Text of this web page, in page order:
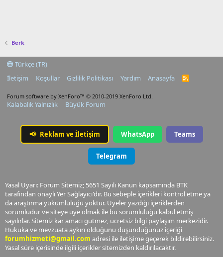
Berk
Türkçe (TR)
İletişim
Koşullar Gizlilik Politikası Yardım Anasayfa
R
Forum software by XenForo™ © 2010-2019 XenForo Ltd.
Kalabalık Yalnızlık Büyük Forum
📢 Reklam ve İletişim WhatsApp Teams
Telegram
Yasal Uyarı: Forum Sitemiz; 5651 Sayılı Kanun kapsamında BTK
tarafından onaylı Yer Sağlayıcı'dır. Bu sebeple içerikleri kontrol etme ya
da araştırma yükümlülüğü yoktur. Üyeler yazdığı içeriklerden
sorumludur ve siteye üye olmak ile bu sorumluluğu kabul etmiş
sayılırlar. Sitemiz kar amacı gütmez, ücretsiz bilgi paylaşım merkezidir.
Hukuka ve mevzuata aykırı olduğunu düşündüğünüz içeriği
forumhizmeti@gmail.com adresi ile iletişime geçerek bildirebilirsiniz.
Yasal süre içerisinde ilgili içerikler sitemizden kaldırılacaktır.